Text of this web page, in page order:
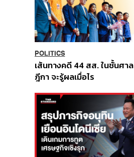
POLITICS
เส้นทางคดี 44 สส. ในชั้นศาล
ฎีกา จะรู้ผลเมื่อไร